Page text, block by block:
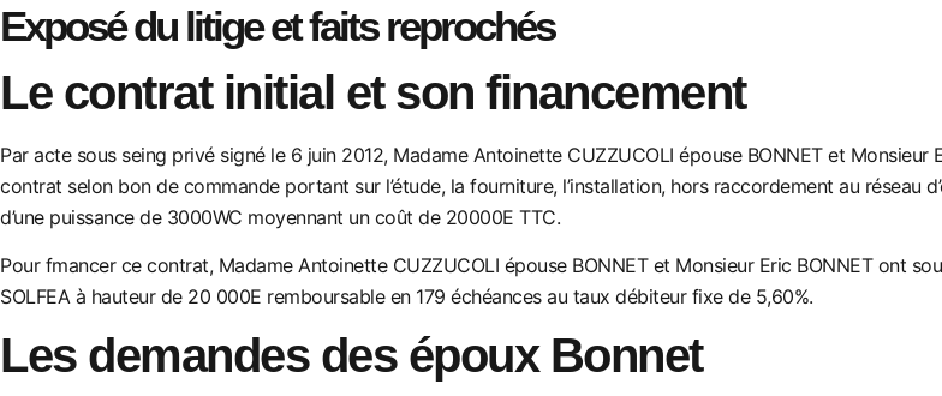
Exposé du litige et faits reprochés
Le contrat initial et son financement
Par acte sous seing privé signé le 6 juin 2012, Madame Antoinette CUZZUCOLI épouse BONNET et Monsieur
contrat selon bon de commande portant sur l’étude, la fourniture, l’installation, hors raccordement au réseau
d’une puissance de 3000WC moyennant un coût de 20000E TTC.
Pour fmancer ce contrat, Madame Antoinette CUZZUCOLI épouse BONNET et Monsieur Eric BONNET ont
SOLFEA à hauteur de 20 000E remboursable en 179 échéances au taux débiteur fixe de 5,60%.
Les demandes des époux Bonnet